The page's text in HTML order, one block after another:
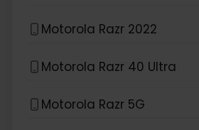
Motorola Razr 2022
Motorola Razr 40 Ultra
Motorola Razr 5G